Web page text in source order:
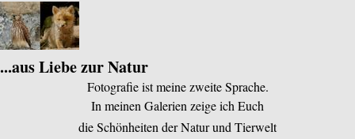
...aus Liebe zur Natur
Fotografie ist meine zweite Sprache.
In meinen Galerien zeige ich Euch
die Schönheiten der Natur und Tierwelt